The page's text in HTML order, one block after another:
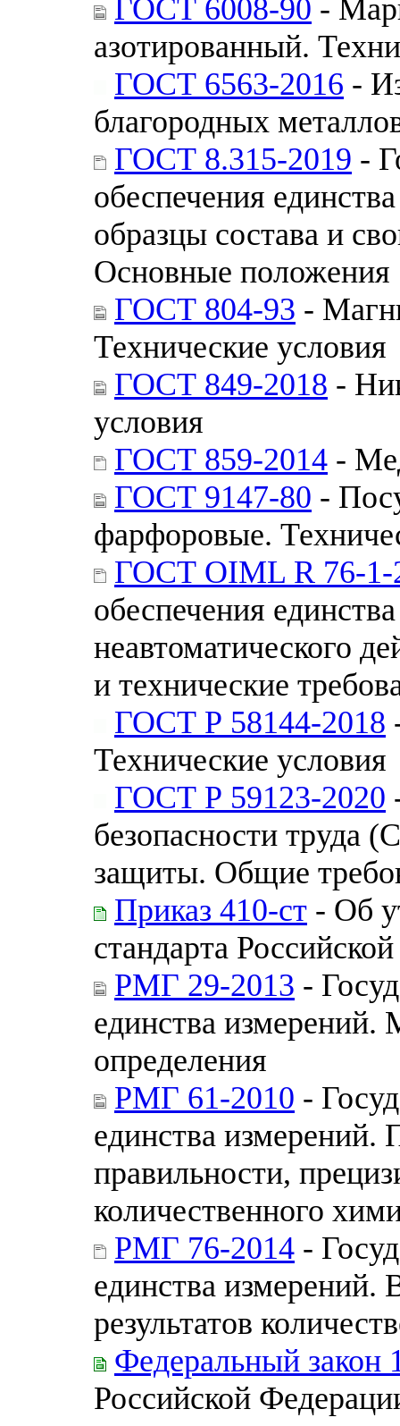
ГОСТ 6008-90 -
азотированный.
ГОСТ 6563-2016 -
благородных
ГОСТ 8.315-2019 -
обеспечения
образцы состава и
Основные положения
ГОСТ 804-93 -
Технические условия
ГОСТ 849-2018 -
условия
ГОСТ 859-2014 -
ГОСТ 9147-80 -
фарфоровые.
ГОСТ OIML R 76-1-
обеспечения
неавтоматического
и технические
ГОСТ Р 58144-2018
Технические условия
ГОСТ Р 59123-2020
безопасности труда
защиты. Общие
Приказ 410-ст - Об
стандарта
РМГ 29-2013 -
единства
определения
РМГ 61-2010 -
единства измерений.
правильности,
количественного
РМГ 76-2014 -
единства измерений.
результатов
Федеральный закон
Российской